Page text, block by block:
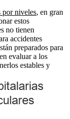
por niveles, en gran
estos
no tienen
accidentes
preparados para
evaluar a los
estables y